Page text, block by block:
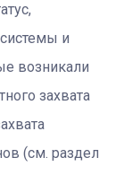
и
возникали
захвата
(см. раздел